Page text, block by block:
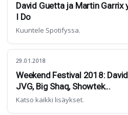
David Guetta ja Martin Garrix
I Do
Kuuntele Spotifyssa.
29.01.2018
Weekend Festival 2018:
JVG, Big Shaq, Showtek...
Katso kaikki lisäykset.